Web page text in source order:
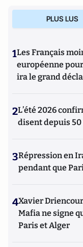
PLUS LUS
1Les Français
européenne
ira le grand
2L’été 2026
disent depuis 50
3Répression en
pendant que
4Xavier
Mafia ne signe
Paris et Alger